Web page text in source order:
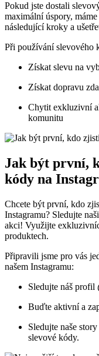
Pokud jste dostali
maximální úspory,
následující kroky a
Při používání slevového
Získat slevu na
Získat dopravu
Chytit exkluzivní
komunitu
Jak být první,
kódy na
Chcete být první, kdo
Instagramu? Sledujte
akci! Využijte
produktech.
Připravili jsme pro vás
našem Instagramu:
Sledujte náš profil
Buďte aktivní a
Sledujte naše
slevové kódy.